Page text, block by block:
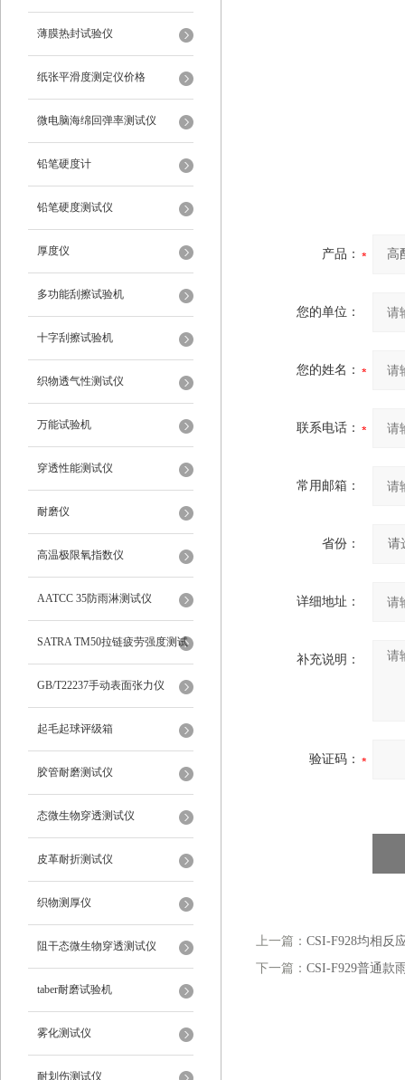
薄膜热封试验仪
纸张平滑度测定仪价格
微电脑海绵回弹率测试仪
铅笔硬度计
铅笔硬度测试仪
厚度仪
多功能刮擦试验机
十字刮擦试验机
织物透气性测试仪
万能试验机
穿透性能测试仪
耐磨仪
高温极限氧指数仪
AATCC 35防雨淋测试仪
SATRA TM50拉链疲劳强度测试
仪
GB/T22237手动表面张力仪
起毛起球评级箱
胶管耐磨测试仪
态微生物穿透测试仪
皮革耐折测试仪
织物测厚仪
阻干态微生物穿透测试仪
taber耐磨试验机
雾化测试仪
耐划伤测试仪
产品：
您的单位：
您的姓名：
联系电话：
常用邮箱：
省份：
详细地址：
补充说明：
验证码：
上一篇： CSI-F928均相反
下一篇： CSI-F929普通款